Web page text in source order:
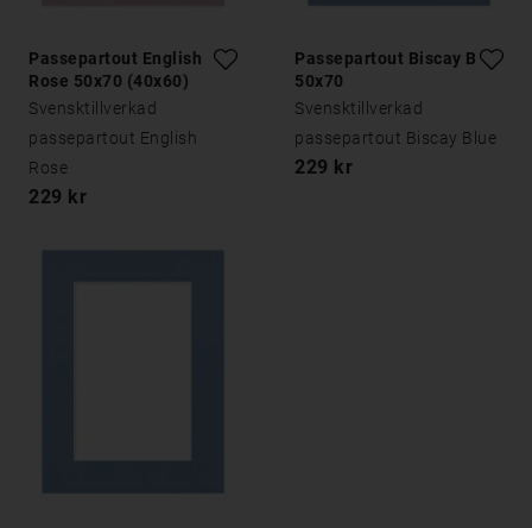
Passepartout English
Rose 50x70 (40x60)
Svensktillverkad
passepartout English
Rose
229 kr
Passepartout Biscay Blue
50x70
Svensktillverkad
passepartout Biscay Blue
229 kr